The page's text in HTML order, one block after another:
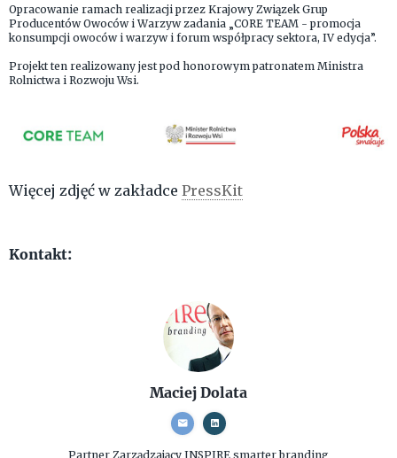
Opracowanie ramach realizacji przez Krajowy Związek Grup
Producentów Owoców i Warzyw zadania „CORE TEAM - promocja
konsumpcji owoców i warzyw i forum współpracy sektora, IV edycja”.
Projekt ten realizowany jest pod honorowym patronatem Ministra
Rolnictwa i Rozwoju Wsi.
Więcej zdjęć w zakładce PressKit
Kontakt:
Maciej Dolata
Partner Zarządzający INSPIRE smarter branding